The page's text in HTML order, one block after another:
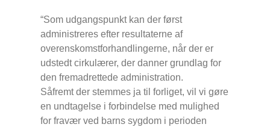
“Som udgangspunkt kan der først
administreres efter resultaterne af
overenskomstforhandlingerne, når der er
udstedt cirkulærer, der danner grundlag for
den fremadrettede administration.
Såfremt der stemmes ja til forliget, vil vi gøre
en undtagelse i forbindelse med mulighed
for fravær ved barns sygdom i perioden